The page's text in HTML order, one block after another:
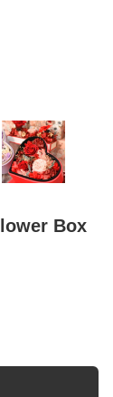
Box